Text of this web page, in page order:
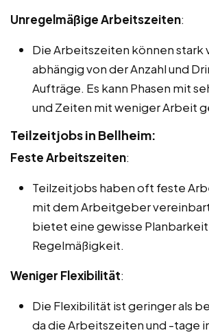
Unregelmäßige Arbeitszeiten:
Die Arbeitszeiten können stark
abhängig von der Anzahl und
Aufträge. Es kann Phasen mit
und Zeiten mit weniger Arbeit
Teilzeitjobs in Bellheim:
Feste Arbeitszeiten:
Teilzeitjobs haben oft feste
mit dem Arbeitgeber
bietet eine gewisse Planbarkeit
Regelmäßigkeit.
Weniger Flexibilität:
Die Flexibilität ist geringer als
da die Arbeitszeiten und -tage